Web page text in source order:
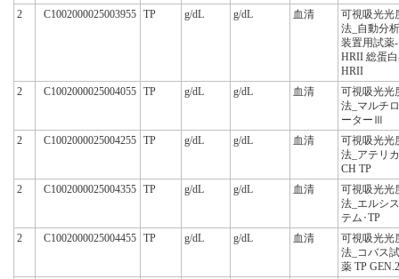
2 C1002000025003955 TP g/dL g/dL 血清
可視吸光光
法_自動分析
装置用試薬-
HRII 総蛋
HRII
2
C1002000025004055 TP g/dL g/dL 血清
可視吸光光
法_マルチロ
ーターⅢ
2
C1002000025004255 TP g/dL g/dL 血清
可視吸光光
法_アテリカ
CH TP
2
C1002000025004355 TP g/dL g/dL 血清
可視吸光光
法_エルシス
テム･TP
2
C1002000025004455 TP g/dL g/dL 血清
可視吸光光
法_コバス試
薬 TP GEN.2